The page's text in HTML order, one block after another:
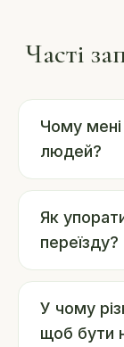
Часті
Чому
людей?
Як
переїзду?
У чому
щоб бути